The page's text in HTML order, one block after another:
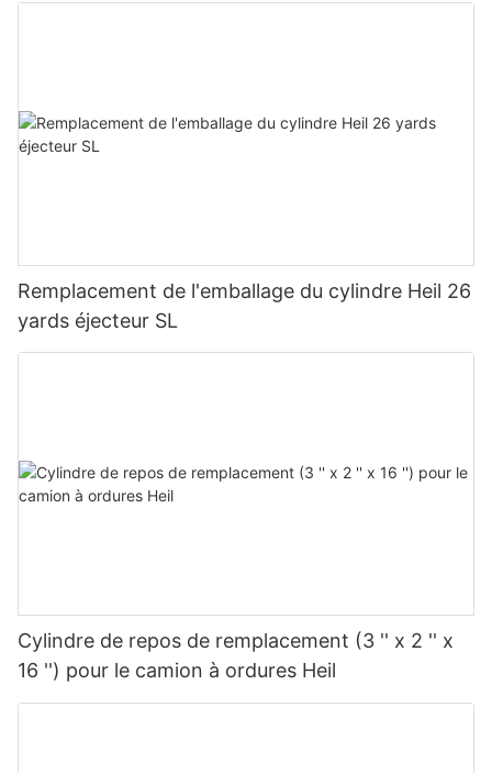
Remplacement de l'emballage du cylindre Heil 26
yards éjecteur SL
Cylindre de repos de remplacement (3 '' x 2 '' x
16 '') pour le camion à ordures Heil